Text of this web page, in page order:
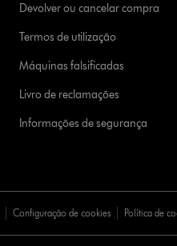
Devolver ou cancelar compra
Termos de utilização
Máquinas falsificadas
Livro de reclamações
Informações de segurança
Configuração de cookies Política de